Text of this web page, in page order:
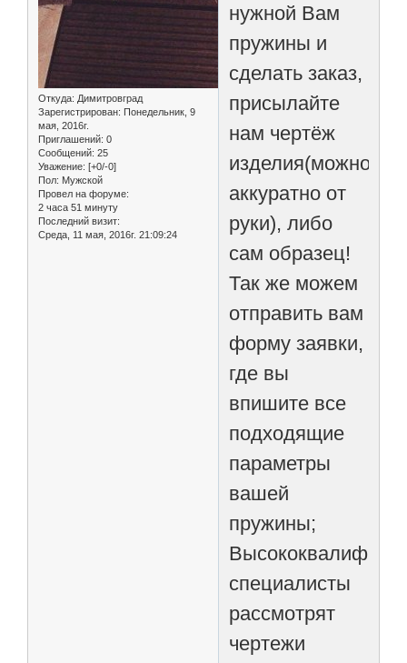
Откуда: Димитровград
Зарегистрирован: Понедельник, 9
мая, 2016г.
Приглашений: 0
Сообщений: 25
Уважение: [+0/-0]
Пол: Мужской
Провел на форуме:
2 часа 51 минуту
Последний визит:
Среда, 11 мая, 2016г. 21:09:24
нужной Вам
пружины и
сделать заказ,
присылайте
нам чертёж
изделия(можно
аккуратно от
руки), либо
сам образец!
Так же можем
отправить вам
форму заявки,
где вы
впишите все
подходящие
параметры
вашей
пружины;
специалисты
рассмотрят
чертежи